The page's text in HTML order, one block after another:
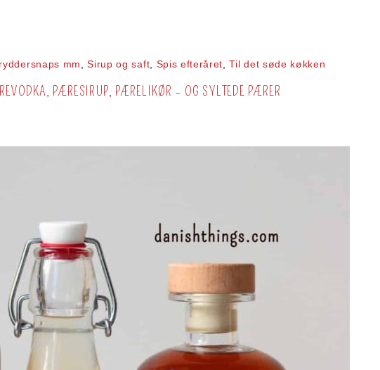
mm ,Sirup og saft, Spis efteråret,Til det søde køkken
PÆRESIRUP, PÆRELIKØR – OG SYLTEDE PÆRER